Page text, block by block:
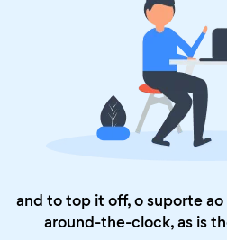
and to top it off, o suporte
around-the-clock, as is